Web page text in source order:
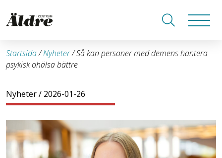
Startsida/Nyheter/Så kan personer med demens hantera
psykisk ohälsa bättre
Nyheter/ 2026-01-26